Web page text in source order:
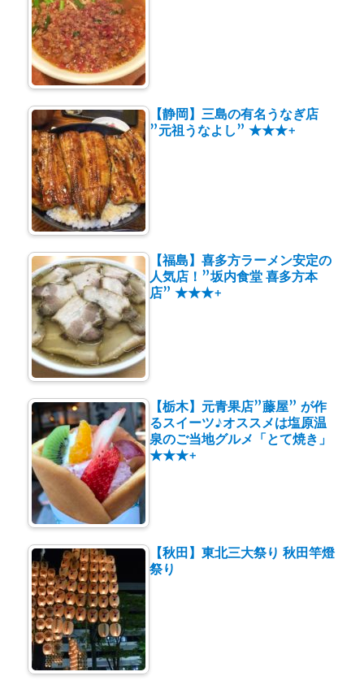
【静岡】三島の有名うなぎ店
”元祖うなよし” ★★★+
【福島】喜多方ラーメン安定の
人気店！”坂内食堂 喜多方本
店” ★★★+
【栃木】元青果店”藤屋” が作
るスイーツ♪オススメは塩原温
泉のご当地グルメ「とて焼き」
★★★+
【秋田】東北三大祭り 秋田竿燈
祭り